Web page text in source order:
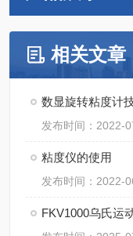
相关文章
数显旋转粘度计
发布时间：2022-
粘度仪的使用
发布时间：2022-
FKV1000乌氏运